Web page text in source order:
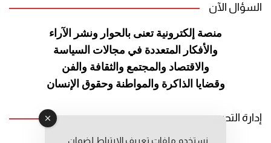
السؤال الآن
منصة إلكترونية تعنى بالحوار ونشر الآراء
والأفكار المتعددة في مجالات السياسة
والاقتصاد والمجتمع والثقافة والفن
وقضايا الذاكرة والمواطنة وحقوق الإنسان
إدارة التحرير
نستخدم ملفات تعريف الارتباط لضمان